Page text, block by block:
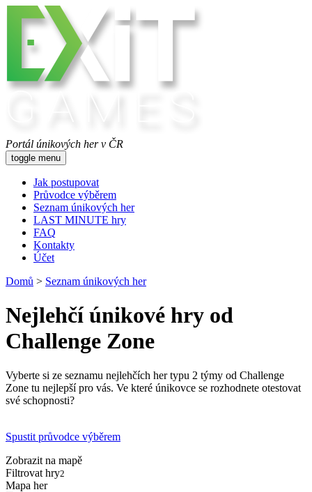
Portál únikových her v ČR
toggle menu
Jak postupovat
Průvodce výběrem
Seznam únikových her
LAST MINUTE hry
FAQ
Kontakty
Účet
Domů > Seznam únikových her
Nejlehčí únikové hry od
Challenge Zone
Vyberte si ze seznamu nejlehčích her typu 2 týmy od Challenge
Zone tu nejlepší pro vás. Ve které únikovce se rozhodnete otestovat
své schopnosti?
Spustit průvodce výběrem
Zobrazit na mapě
Filtrovat hry2
Mapa her